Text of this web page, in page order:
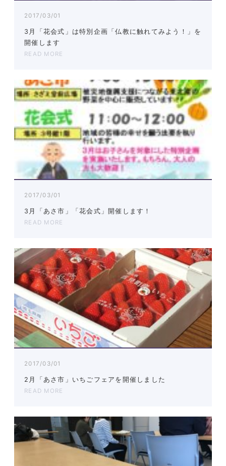
2017/03/01
3月「花会式」は特別企画「仏教に触れてみよう！」を
開催します
READ MORE
2017/03/01
3月「あさ市」「花会式」開催します！
READ MORE
2017/03/01
2月「あさ市」いちごフェアを開催しました
READ MORE